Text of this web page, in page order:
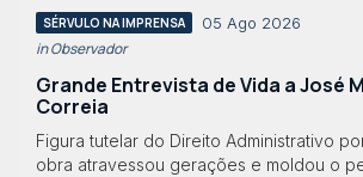
SÉRVULO NA IMPRENSA 05 Ago 2026
in Observador
Grande Entrevista de Vida a José
Correia
Figura tutelar do Direito Administrativo
obra atravessou gerações e moldou o